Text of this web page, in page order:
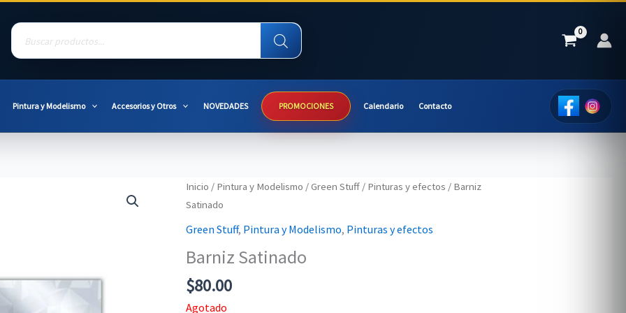
Products
search
Pintura y Modelismo Accesorios y Otros NOVEDADES PROMOCIONES Calendario Contacto
Inicio / Pintura y Modelismo /Green Stuff/ Pinturas y efectos / Barniz
Satinado
Green Stuff, Pintura y Modelismo, Pinturas y efectos
Barniz Satinado
$80.00
Agotado